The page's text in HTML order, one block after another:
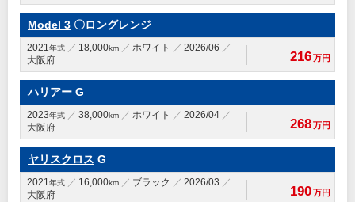
Model 3 〇ロングレンジ
2021年式 18,000km ホワイト
2026/06
大阪府
216万円
ハリアー G
2023年式 38,000km ホワイト
2026/04
大阪府
268万円
ヤリスクロス G
2021年式 16,000km ブラック
2026/03
大阪府
190万円